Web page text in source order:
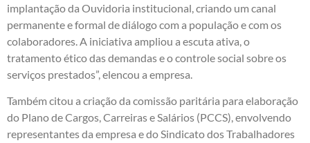
implantação da Ouvidoria institucional, criando um canal
permanente e formal de diálogo com a população e com os
colaboradores. A iniciativa ampliou a escuta ativa, o
tratamento ético das demandas e o controle social sobre os
serviços prestados”, elencou a empresa.
Também citou a criação da comissão paritária para elaboração
do Plano de Cargos, Carreiras e Salários (PCCS), envolvendo
representantes da empresa e do Sindicato dos Trabalhadores